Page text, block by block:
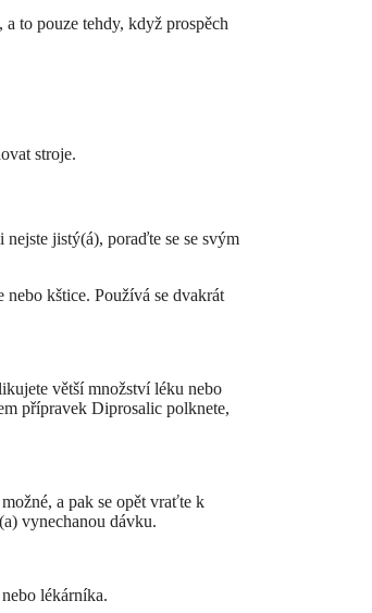
to pouze tehdy, když prospěch
stroje.
jistý(á), poraďte se se svým
kštice. Používá se dvakrát
větší množství léku nebo
přípravek Diprosalic polknete,
a pak se opět vraťte k
vynechanou dávku.
lékárníka.